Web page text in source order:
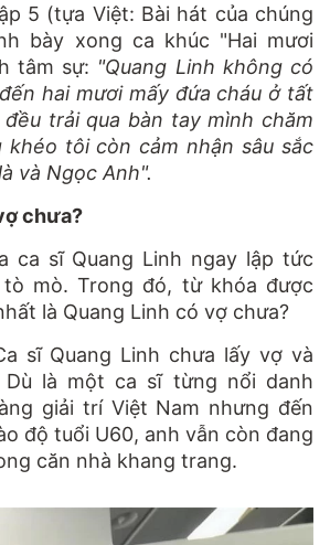
5 (tựa Việt: Bài hát của chúng
bày xong ca khúc "Hai mươi
tâm sự: "Quang Linh không có
hai mươi mấy đứa cháu ở tất
trải qua bàn tay mình chăm
khéo tôi còn cảm nhận sâu sắc
và Ngọc Anh".
chưa?
ca sĩ Quang Linh ngay lập tức
mò. Trong đó, từ khóa được
là Quang Linh có vợ chưa?
sĩ Quang Linh chưa lấy vợ và
là một ca sĩ từng nổi danh
giải trí Việt Nam nhưng đến
độ tuổi U60, anh vẫn còn đang
căn nhà khang trang.